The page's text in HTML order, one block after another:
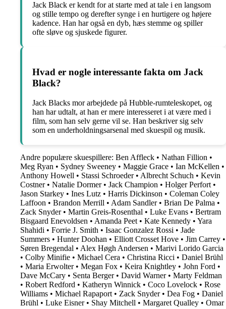
Jack Black er kendt for at starte med at tale i en langsom
og stille tempo og derefter synge i en hurtigere og højere
kadence. Han har også en dyb, hæs stemme og spiller
ofte sløve og sjuskede figurer.
Hvad er nogle interessante fakta om Jack
Black?
Jack Blacks mor arbejdede på Hubble-rumteleskopet, og
han har udtalt, at han er mere interesseret i at være med i
film, som han selv gerne vil se. Han beskriver sig selv
som en underholdningsarsenal med skuespil og musik.
Andre populære skuespillere: Ben Affleck • Nathan Fillion •
Meg Ryan • Sydney Sweeney • Maggie Grace • Ian McKellen •
Anthony Howell • Stassi Schroeder• Albrecht Schuch • Kevin
Costner• Natalie Dormer• Jack Champion • Holger Perfort •
Jason Starkey • Ines Lutz • Harris Dickinson • Coleman Coley
Laffoon • Brandon Merrill • Adam Sandler• Brian De Palma •
Zack Snyder• Martin Greis-Rosenthal • Luke Evans • Bertram
Bisgaard Enevoldsen • Amanda Peet • Kate Kennedy • Yara
Shahidi • Forrie J. Smith • Isaac Gonzalez Rossi • Jade
Summers • Hunter Doohan • Elliott Crosset Hove • Jim Carrey •
Søren Bregendal • Alex Høgh Andersen • Marivi Lorido Garcia
• Colby Minifie • Michael Cera • Christina Ricci • Daniel Brühl
• Maria Erwolter• Megan Fox • Keira Knightley • John Ford •
Dave McCary • Senta Berger• David Warner• Marty Feldman
• Robert Redford • Katheryn Winnick • Coco Lovelock • Rose
Williams • Michael Rapaport • Zack Snyder• Dea Fog • Daniel
Brühl • Luke Eisner• Shay Mitchell • Margaret Qualley • Omar